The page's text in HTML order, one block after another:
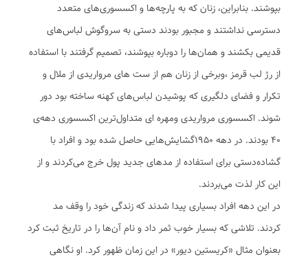
بپوشند. بنابراین، زنان که به پارچه‌ها و اکسسوری‌های متعدد
دسترسی نداشتند و مجبور بودند دستی به سروگوش لباس‌های
قدیمی بکشند و همان‌ها را دوباره بپوشند، تصمیم گرفتند با استفاده
از رژ لب قرمز ،وبرخی از زنان هم از ست های مرواریدی از ملال و
تکرار و فضای دلگیری که پوشیدن لباس‌های کهنه ساخته بود دور
شوند. اکسسوری مرواریدی ومهره ای متداول‌ترین اکسسوری دهه‌ی
۴۰ بودند. در دهه ۱۹۵۰گشایش‌هایی حاصل شده بود و افراد با
گشاده‌دستی برای استفاده از مدهای جدید پول خرج می‌کردند و از
این کار لذت می‌بردند.
در این دهه افراد بسیاری پیدا شدند که زندگی خود را وقف مد
کردند. تلاشی که بسیار خوب ثمر داد و نام آن‌ها را در تاریخ ثبت کرد
بعنوان مثال «کریستین دیور» در این زمان ظهور کرد. او نگاهی